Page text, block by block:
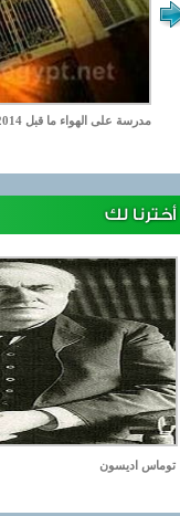
مدرسة على الهواء ما قبل 2014
أخترنا لك
توماس اديسون